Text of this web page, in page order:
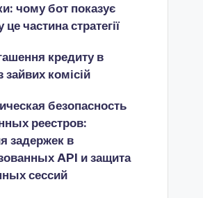
чому бот показує
частина стратегії
кредиту в
комісій
безопасность
реестров:
задержек в
API и защита
сессий